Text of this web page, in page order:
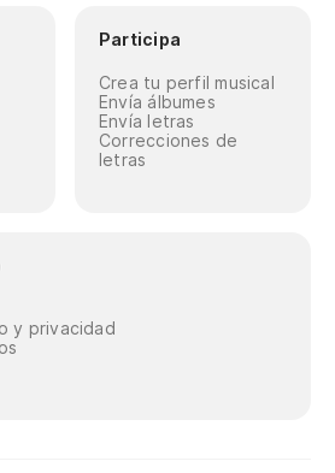
Participa
Crea tu perfil musical
Envía álbumes
Envía letras
Correcciones de
letras
y privacidad